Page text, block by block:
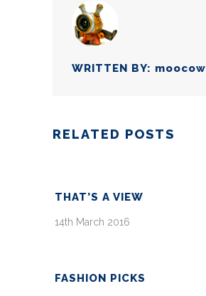
WRITTEN BY: moocow
RELATED POSTS
THAT’S A VIEW
14th March 2016
FASHION PICKS